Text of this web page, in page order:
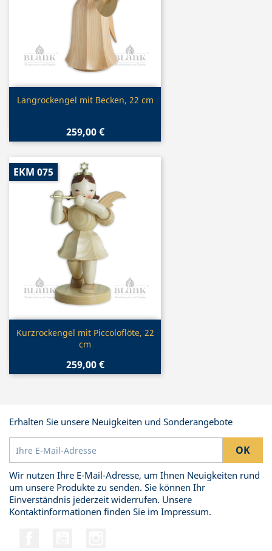
Vorschau
Langrockengel mit Becken, 22 cm
259,00 €
Vorschau
Kurzrockengel mit Piccoloflöte, 22
cm
259,00 €
EKM 075
Erhalten Sie unsere Neuigkeiten und Sonderangebote
Wir nutzen Ihre E-Mail-Adresse, um Ihnen Neuigkeiten rund
um unsere Produkte zu senden. Sie können Ihr
Einverständnis jederzeit widerrufen. Unsere
Kontaktinformationen finden Sie im Impressum.